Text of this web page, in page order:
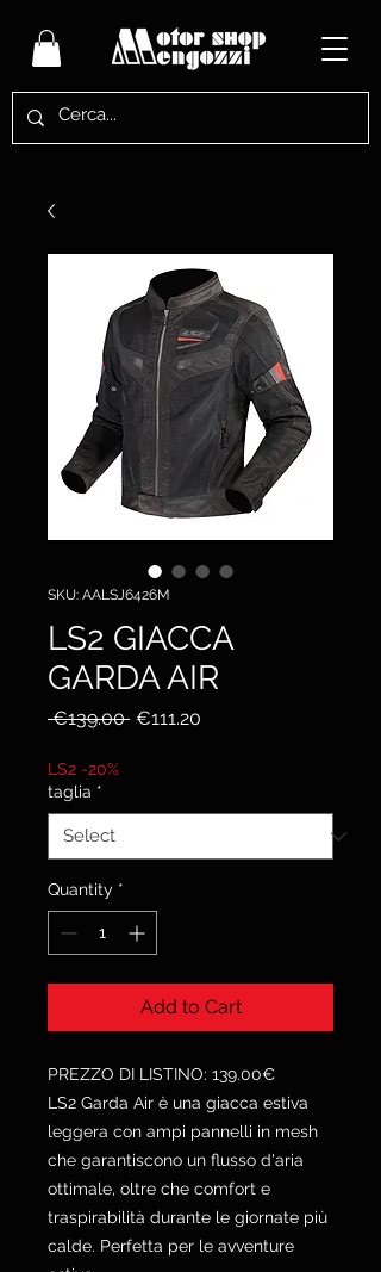
SKU: AALSJ6426M
LS2 GIACCA
GARDA AIR
€139.00 Regular
€111.20
LS2 -20%
taglia *
Quantity *
Add to Cart
PREZZO DI LISTINO: 139.00€
LS2 Garda Air è una giacca estiva
leggera con ampi pannelli in mesh
che garantiscono un flusso d'aria
ottimale, oltre che comfort e
traspirabilità durante le giornate più
calde. Perfetta per le avventure